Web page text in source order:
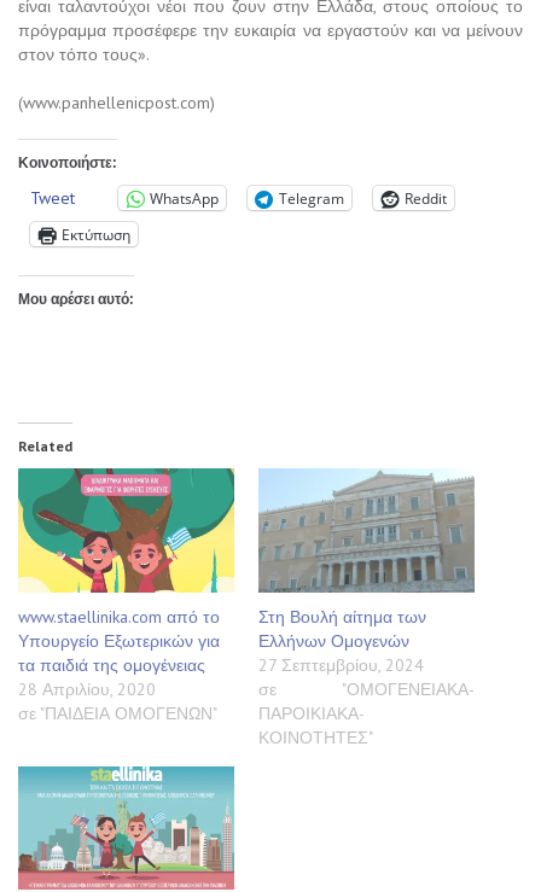
είναι ταλαντούχοι νέοι που ζουν στην Ελλάδα, στους οποίους το
πρόγραμμα προσέφερε την ευκαιρία να εργαστούν και να μείνουν
στον τόπο τους».
(www.panhellenicpost.com)
Κοινοποιήστε:
Tweet WhatsApp Telegram
Reddit
Εκτύπωση
Μου αρέσει αυτό:
Related
www.staellinika.com από το
Υπουργείο Εξωτερικών για
τα παιδιά της ομογένειας
28 Απριλίου, 2020
σε "ΠΑΙΔΕΙΑ ΟΜΟΓΕΝΩΝ"
Στη Βουλή αίτημα των
Ελλήνων Ομογενών
27 Σεπτεμβρίου, 2024
σε "ΟΜΟΓΕΝΕΙΑΚΑ-
ΠΑΡΟΙΚΙΑΚΑ-
ΚΟΙΝΟΤΗΤΕΣ"